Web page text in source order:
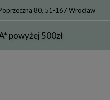
80, 51-167 Wrocław
powyżej 500zł